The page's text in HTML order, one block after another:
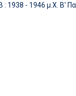
: 1938 - 1946 μ.Χ. Β'